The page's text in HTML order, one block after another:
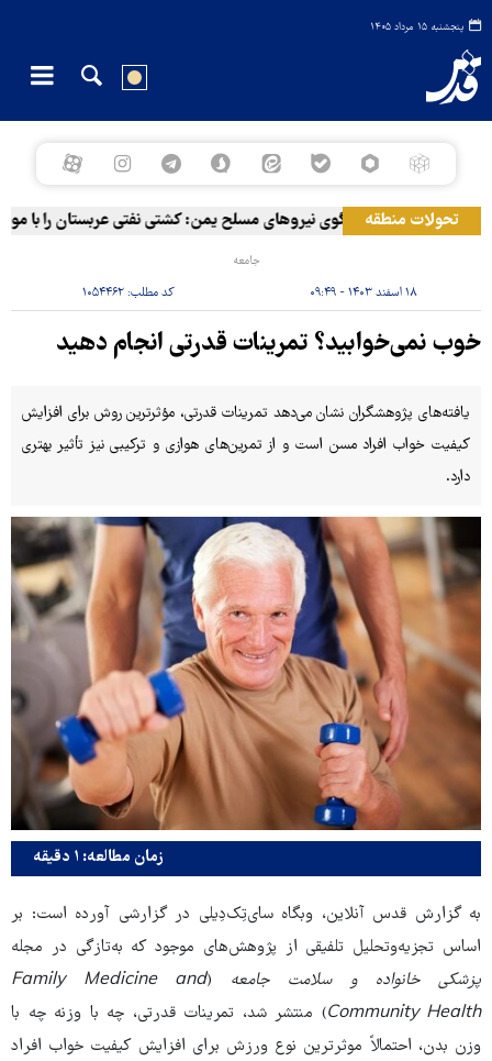
پنجشنبه ۱۵ مرداد ۱۴۰۵
تحولات منطقهسخنگوی نیروهای مسلح یمن: کشتی نفتی عربستان را با موشک
جامعه
۱۸ اسفند ۱۴۰۳ - ۰۹:۴۹ کد مطلب: ۱۰۵۴۴۶۲
خوب نمی‌خوابید؟ تمرینات قدرتی انجام دهید
یافته‌های پژوهشگران نشان می‌دهد تمرینات قدرتی، مؤثرترین روش برای افزایش
کیفیت خواب افراد مسن است و از تمرین‌های هوازی و ترکیبی نیز تأثیر بهتری
دارد.
زمان مطالعه: ۱ دقیقه
به گزارش قدس آنلاین، وبگاه سای‌تِک‌دِیلی در گزارشی آورده است: بر
اساس تجزیه‌وتحلیل تلفیقی از پژوهش‌های موجود که به‌تازگی در مجله
پزشکی خانواده و سلامت جامعه (
Family Medicine and
Community Health) منتشر شد، تمرینات قدرتی، چه با وزنه چه با
وزن بدن، احتمالاً موثرترین نوع ورزش برای افزایش کیفیت خواب افراد